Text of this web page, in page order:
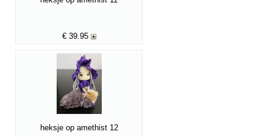
€ 39.95
heksje op amethist 12